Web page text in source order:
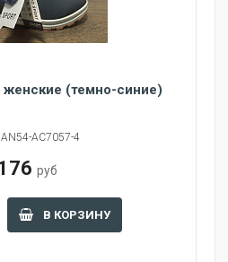
женские (темно-синие)
AC7057-4
руб
В КОРЗИНУ